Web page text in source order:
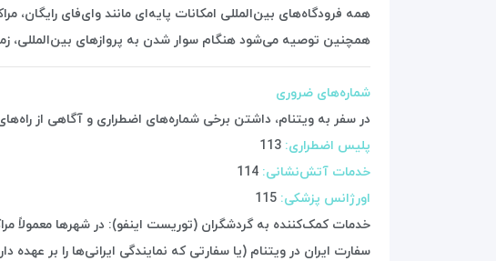
همه فرودگاه‌های بین‌المللی امکانات پایه‌ای مانند وای‌فای رایگان،
همچنین توصیه می‌شود هنگام سوار شدن به پروازهای بین‌المللی،
شماره‌های ضروری
در سفر به ویتنام، داشتن برخی شماره‌های اضطراری و آگاهی از
پلیس اضطراری:
خدمات آتش‌نشانی:
اورژانس پزشکی:
خدمات کمک‌کننده به گردشگران (توریست اینفو): در شهرها معمولاً
سفارت ایران در ویتنام (یا سفارتی که نمایندگی ایرانی‌ها را بر عهده